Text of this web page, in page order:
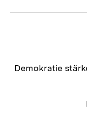
Zur
Demokratie